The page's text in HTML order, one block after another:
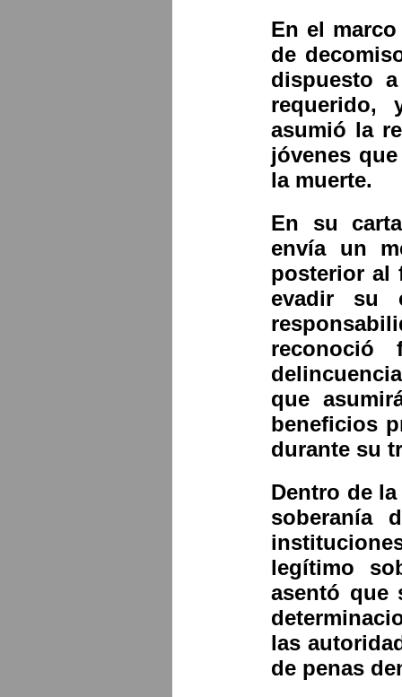
En el
de
dispuesto
requerido,
asumió la
jóvenes
la muerte.
En su
envía un
posterior al
evadir su
reconoció
que
beneficios
durante su
Dentro de
soberanía
legítimo
asentó que
las
de penas